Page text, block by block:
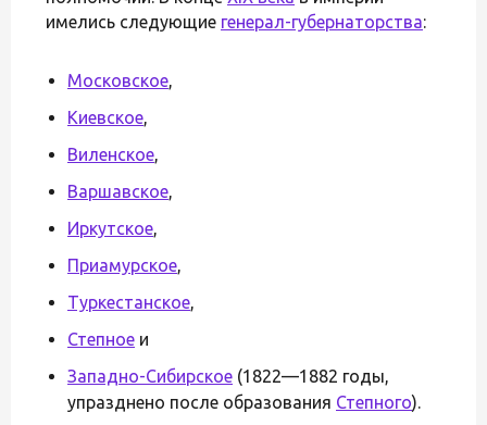
имелись следующие генерал-губернаторства:
Московское,
Киевское,
Виленское,
Варшавское,
Иркутское,
Приамурское,
Туркестанское,
Степное и
Западно-Сибирское (1822—1882 годы,
упразднено после образования Степного).